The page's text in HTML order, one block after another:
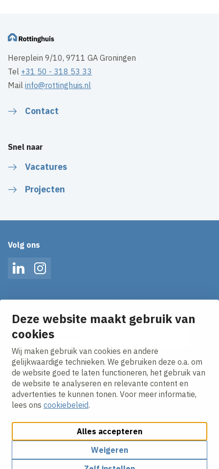
Deze website maakt gebruik van
cookies
Wij maken gebruik van cookies en andere
gelijkwaardige technieken. We gebruiken deze o.a. om
de website goed te laten functioneren, het gebruik van
de website te analyseren en relevante content en
advertenties te kunnen tonen. Voor meer informatie,
lees ons cookiebeleid.
Alles accepteren
Weigeren
Hereplein 9/10, 9711 GA Groningen
Tel +31 50 - 318 53 33
Mailinfo@rottinghuis.nl
Contact
Snel naar
Vacatures
Projecten
Volg ons
LinkedInInstagram
Ontvang onze nieuws alerts in je mailbox!
E-mailadres
Ik ga akkoord met hetprivacy statement.
Cookies aanpassenCookie beleidPrivacy policy
Algemene Inkoopvoorwaarden